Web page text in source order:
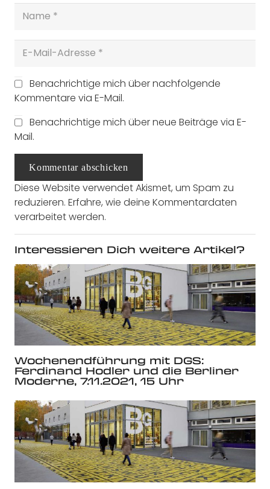
Benachrichtige mich über nachfolgende
Kommentare via E-Mail.
Benachrichtige mich über neue Beiträge via E-
Mail.
Kommentar abschicken
Diese Website verwendet Akismet, um Spam zu
reduzieren. Erfahre, wie deine Kommentardaten
verarbeitet werden.
Interessieren Dich weitere Artikel?
Wochenendführung mit DGS:
Ferdinand Hodler und die Berliner
Moderne, 7.11.2021, 15 Uhr